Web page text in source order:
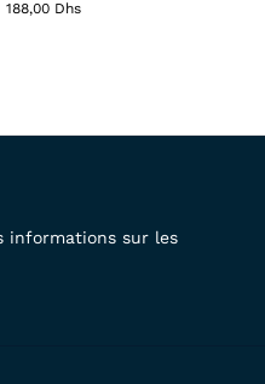
188,00 Dhs
informations sur les